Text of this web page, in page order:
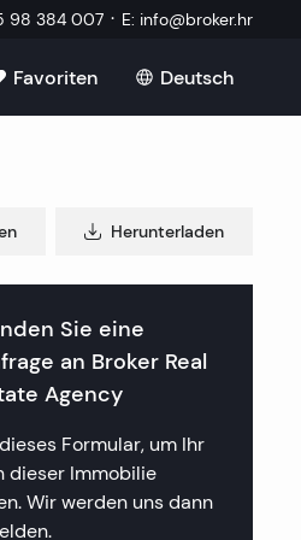
98 384 007 · E: info@broker.hr
Favoriten Deutsch
Alle ansehen
Herunterladen
Sie eine
an Broker Real
Agency
Formular, um Ihr
dieser Immobilie
Wir werden uns dann